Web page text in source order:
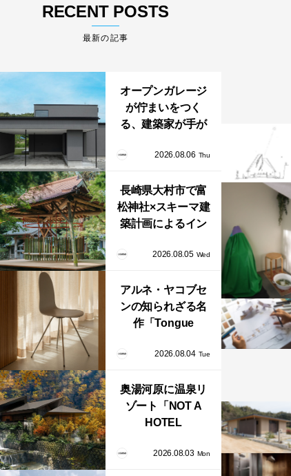
RECENT POSTS
最新の記事
オープンガレージ
が佇まいをつく
る、建築家が手が
まい「ふわりと浮
い」
2026.08.06 Thu
長崎県大村市で富
松神社×スキーマ建
築計画によるイン
「循環する竹風
2026.08.05 Wed
アルネ・ヤコブセ
ンの知られざる名
作「Tongue
FRITZ HANSENか
本で発売開始！
2026.08.04 Tue
奥湯河原に温泉リ
ゾート「NOT A
HOTEL
誕生！販売を日
2026.08.03 Mon